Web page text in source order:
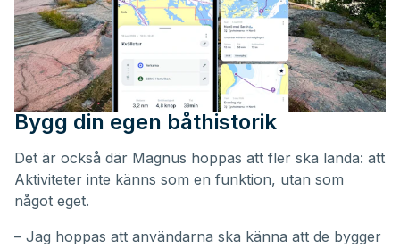
Bygg din egen båthistorik
Det är också där Magnus hoppas att fler ska landa: att
Aktiviteter inte känns som en funktion, utan som
något eget.
– Jag hoppas att användarna ska känna att de bygger